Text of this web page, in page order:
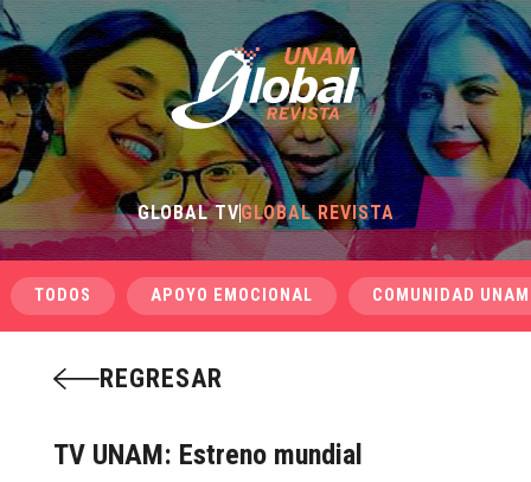
GLOBAL TVGLOBAL REVISTA
TODOS APOYO EMOCIONAL COMUNIDAD UNAM
REGRESAR
TV UNAM: Estreno mundial